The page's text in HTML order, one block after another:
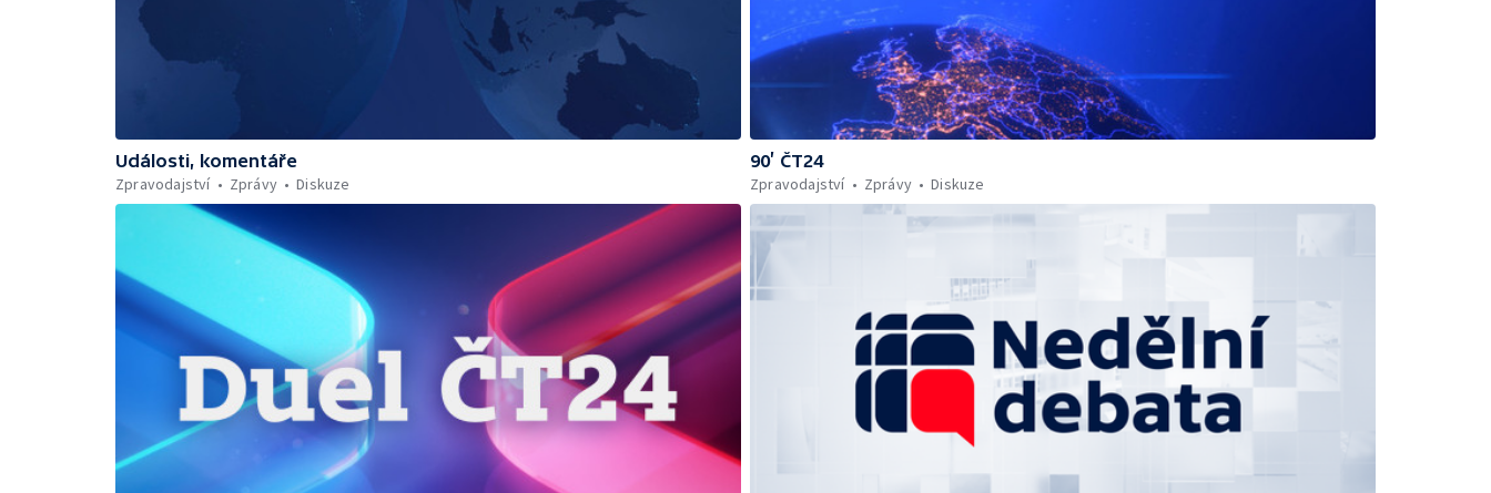
Události, komentáře
Zpravodajství
Zprávy Diskuze
90’ ČT24
Zpravodajství
Zprávy Diskuze